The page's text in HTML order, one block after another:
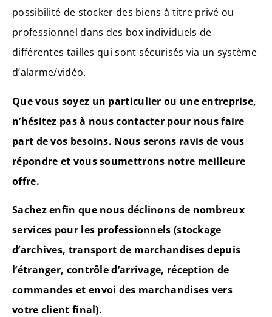
possibilité de stocker des biens à titre privé ou
professionnel dans des box individuels de
différentes tailles qui sont sécurisés via un système
d’alarme/vidéo.
Que vous soyez un particulier ou une entreprise,
n’hésitez pas à nous contacter pour nous faire
part de vos besoins. Nous serons ravis de vous
répondre et vous soumettrons notre meilleure
offre.
Sachez enfin que nous déclinons de nombreux
services pour les professionnels (stockage
d’archives, transport de marchandises depuis
l’étranger, contrôle d’arrivage, réception de
commandes et envoi des marchandises vers
votre client final).